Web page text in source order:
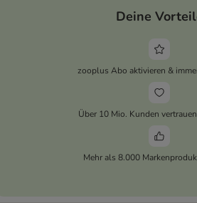
Deine
zooplus Abo aktivieren &
Über 10 Mio. Kunden
Mehr als 8.000